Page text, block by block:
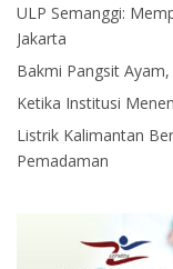
ULP Semanggi:
Jakarta
Bakmi Pangsit
Ketika Institusi
Listrik Kalimantan
Pemadaman